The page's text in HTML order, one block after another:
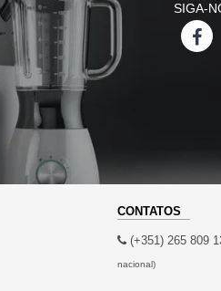
SIGA-
CONTATOS
(+351) 265 809
nacional)